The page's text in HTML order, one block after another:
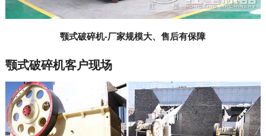
颚式破碎机-厂家规模大、售后有保障
颚式破碎机客户现场